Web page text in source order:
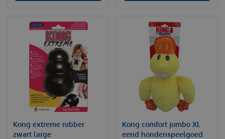
Kong extreme rubber
zwart large
Kong comfort jumbo XL
eend hondenspeelgoed